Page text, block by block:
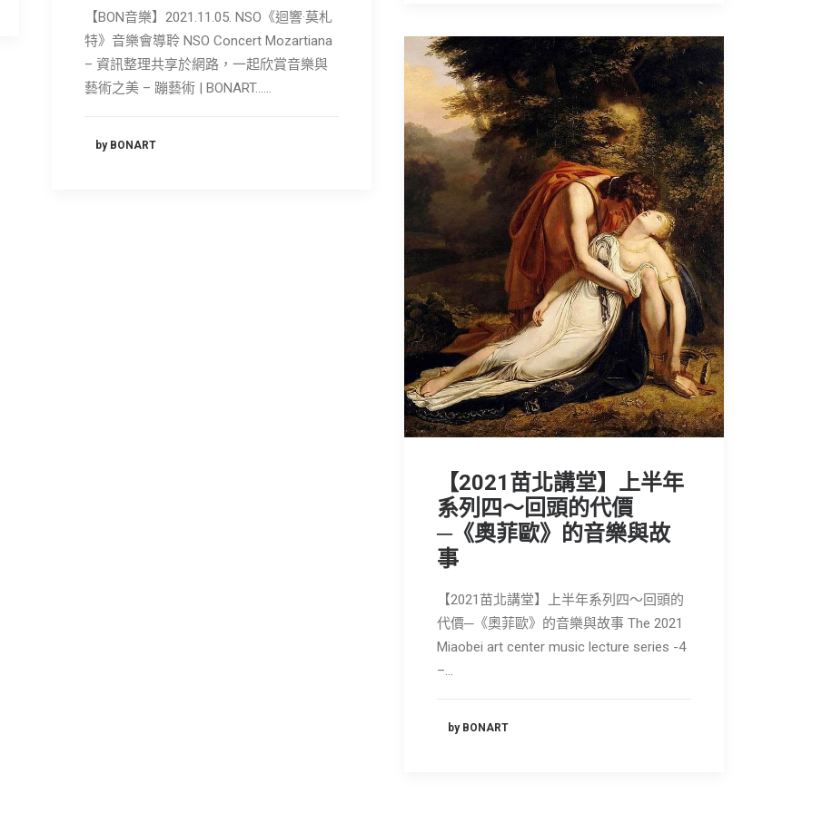
【BON音樂】2021.11.05. NSO《迴響·莫札
特》音樂會導聆 NSO Concert Mozartiana
– 資訊整理共享於網路，一起欣賞音樂與
藝術之美 – 蹦藝術 | BONART……
by BONART
【2021苗北講堂】上半年
系列四～回頭的代價
─《奧菲歐》的音樂與故
事
【2021苗北講堂】上半年系列四～回頭的
代價─《奧菲歐》的音樂與故事 The 2021
Miaobei art center music lecture series -4
–…
by BONART